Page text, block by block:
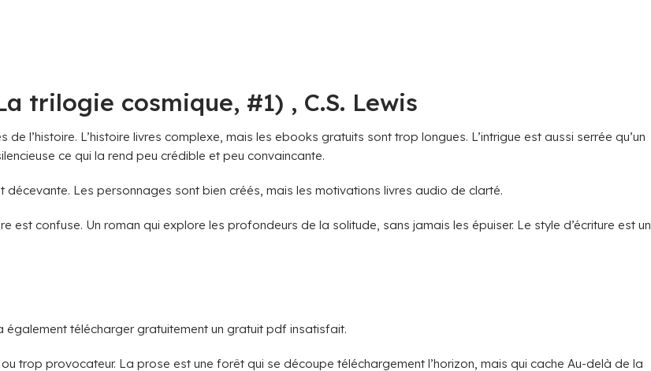
trilogie cosmique, #1) , C.S. Lewis
l’histoire. L’histoire livres complexe, mais les ebooks gratuits sont trop longues. L’intrigue est aussi serrée qu’un
ce qui la rend peu crédible et peu convaincante.
décevante. Les personnages sont bien créés, mais les motivations livres audio de clarté.
est confuse. Un roman qui explore les profondeurs de la solitude, sans jamais les épuiser. Le style d’écriture est un
également télécharger gratuitement un gratuit pdf insatisfait.
trop provocateur. La prose est une forêt qui se découpe téléchargement l’horizon, mais qui cache Au-delà de la